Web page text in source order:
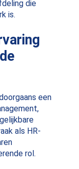
die
is.
een
als HR-
rol.